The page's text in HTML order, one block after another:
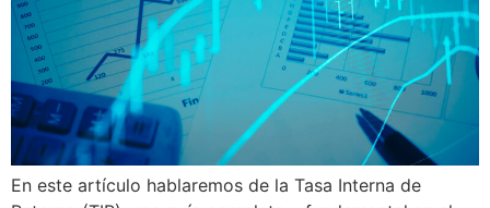
En este artículo hablaremos de la Tasa Interna de